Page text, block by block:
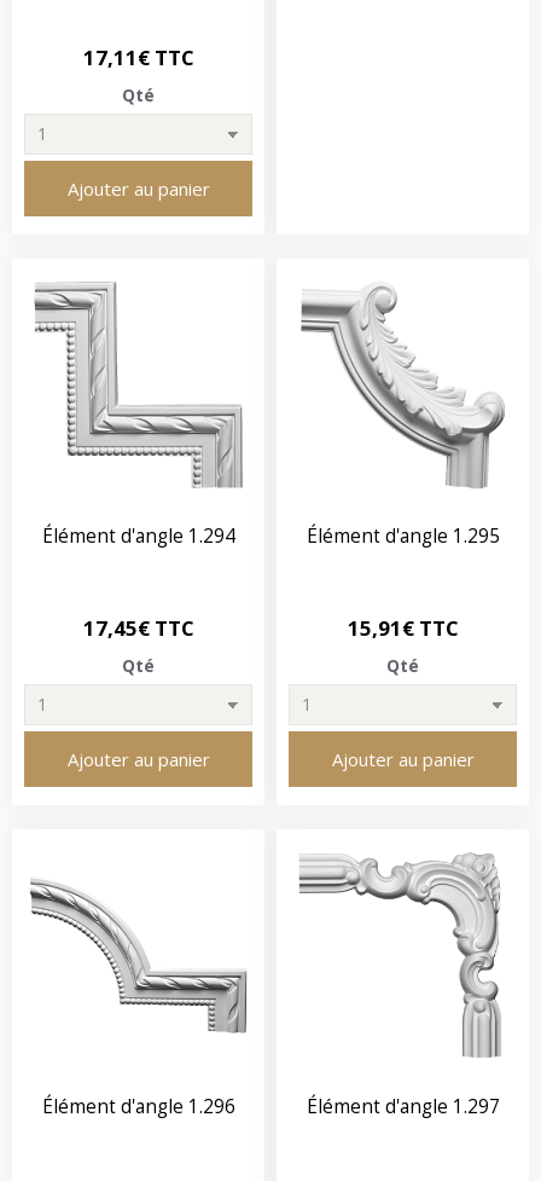
17,11€ TTC
Qté
Ajouter au panier
Élément d'angle 1.294
17,45€ TTC
Qté
Ajouter au panier
Élément d'angle 1.295
15,91€ TTC
Qté
Ajouter au panier
Élément d'angle 1.296 Élément d'angle 1.297